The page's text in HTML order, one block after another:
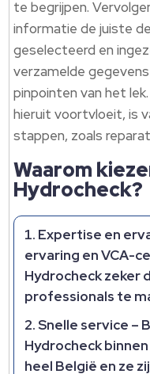
te begrijpen.
informatie de juiste
geselecteerd en
verzamelde
pinpointen van het
hieruit voortvloeit, is
stappen, zoals
Waarom
Hydrocheck?
Expertise en
ervaring en VCA-
Hydrocheck zeker
professionals te
Snelle service –
Hydrocheck
heel België en ze